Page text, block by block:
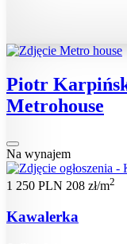
Piotr
Metrohouse
Na wynajem
1 250 PLN 208 zł/m2
Kawalerka